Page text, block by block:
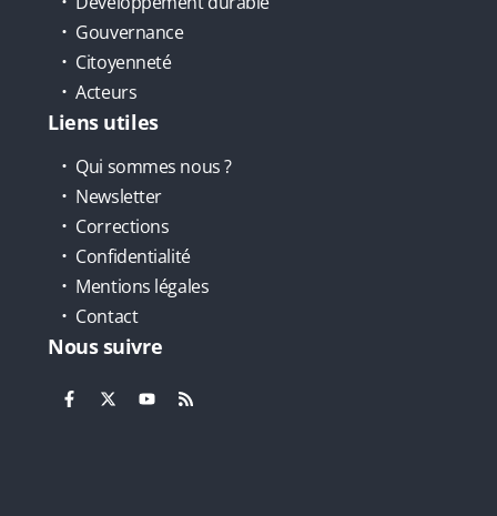
Gouvernance
Citoyenneté
Acteurs
Liens utiles
Qui sommes nous ?
Newsletter
Corrections
Confidentialité
Mentions légales
Contact
Nous suivre